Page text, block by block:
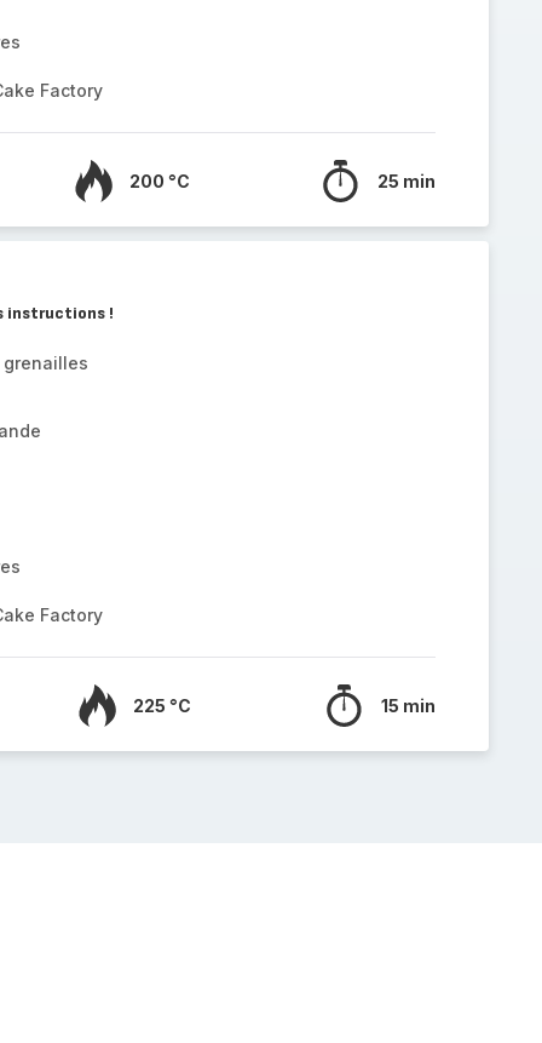
Factory
200 °C 25 min
instructions !
grenailles
Factory
225 °C 15 min